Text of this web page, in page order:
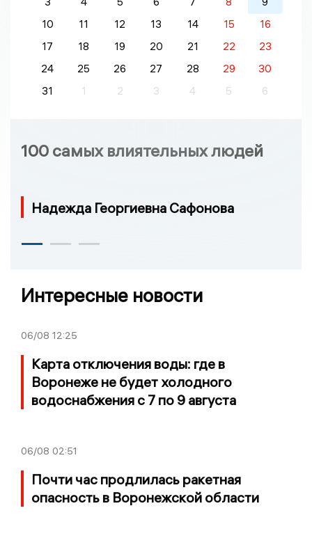
10
11 12 13 14 15
16
17
18 19 20 21 22
23
24
25 26 27 28 29
30
31
1 2 3 4 5 6
100 самых влиятельных людей
Надежда Георгиевна Сафонова
Интересные новости
06/08 12:25
Карта отключения воды: где в
Воронеже не будет холодного
водоснабжения с 7 по 9 августа
06/08 02:51
Почти час продлилась ракетная
опасность в Воронежской области